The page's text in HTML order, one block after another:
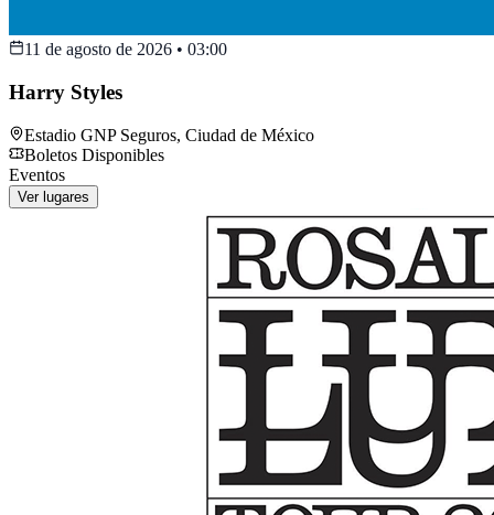
11 de agosto de 2026 • 03:00
Harry Styles
Estadio GNP Seguros, Ciudad de México
Boletos Disponibles
Eventos
Ver lugares